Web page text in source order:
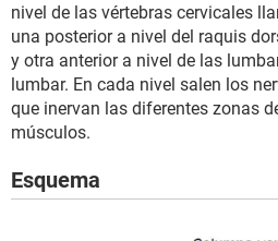
nivel de las vértebras cervicales
una posterior a nivel del raquis
y otra anterior a nivel de las
lumbar. En cada nivel salen los
que inervan las diferentes zonas
músculos.
Esquema